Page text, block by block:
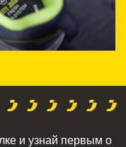
и узнай первым о